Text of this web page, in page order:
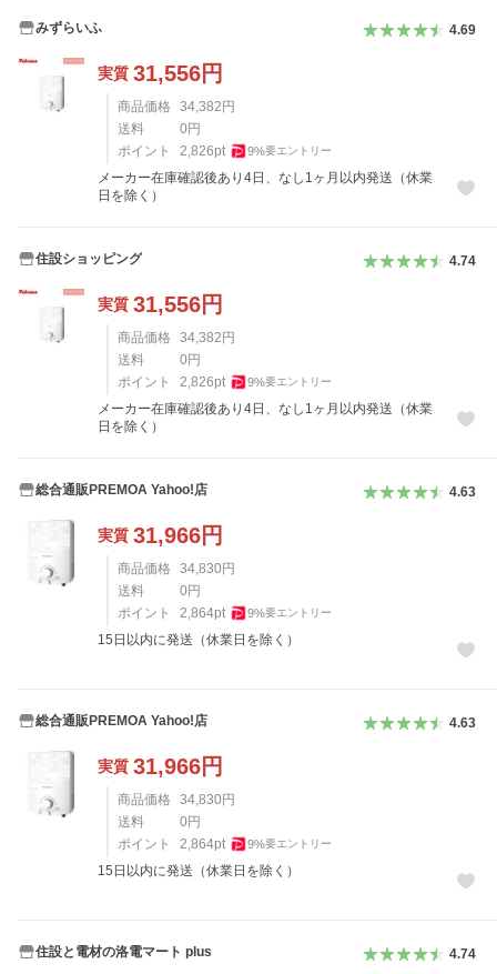
みずらいふ 4.69
実質 31,556円
商品価格 34,382 円
送料
0 円
ポイント
2,826pt 9%要エントリー
メーカー在庫確認後あり4日、なし1ヶ月以内発送（休業
日を除く）
住設ショッピング 4.74
実質 31,556円
商品価格 34,382 円
送料
0 円
ポイント
2,826pt 9%要エントリー
メーカー在庫確認後あり4日、なし1ヶ月以内発送（休業
日を除く）
総合通販PREMOA Yahoo!店 4.63
実質 31,966円
商品価格 34,830 円
送料
0 円
ポイント
2,864pt 9%要エントリー
15日以内に発送（休業日を除く）
総合通販PREMOA Yahoo!店 4.63
実質 31,966円
商品価格 34,830 円
送料
0 円
ポイント
2,864pt 9%要エントリー
15日以内に発送（休業日を除く）
住設と電材の洛電マート plus 4.74